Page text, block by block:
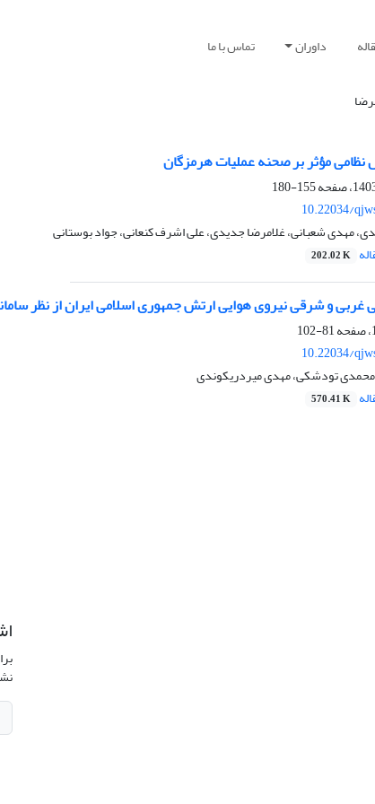
داوران تماس با ما
نظامی مؤثر بر صحنه عملیات هرمزگان
155-180
10.22034/
مهدی شعبانی، غلامرضا جدیدی، علی اشرف کنعانی، جواد بوستانی
202.02 K
غربی و شرقی نیروی هوایی ارتش جمهوری اسلامی ایران از نظر
81-102
10.22034/
تودشکی، مهدی میردریکوندی
570.41 K